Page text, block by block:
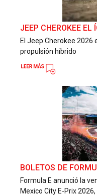
JEEP CHEROKEE EL
El Jeep Cherokee
propulsión híbrido
BOLETOS DE
Formula E anunció la
Mexico City E-Prix